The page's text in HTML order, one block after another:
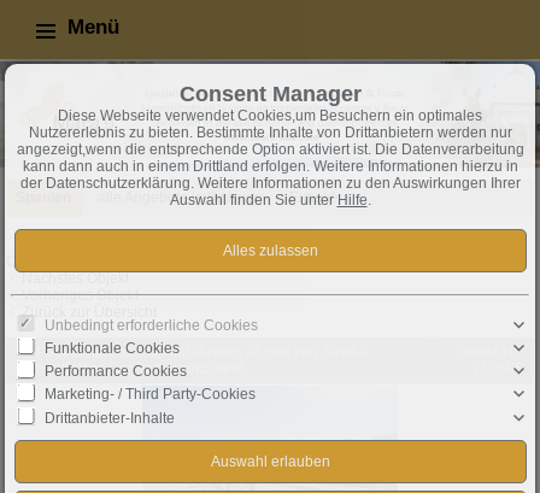
Menü
alle Angebote in Spanien Exposé
Nächstes Objekt
Vorheriges Objekt
Zurück zur Übersicht
La Puebla de Cazalla: Andalusien, 45 min von Sevilla -
authentischer Cortijo zu verkaufen!
Objekt-Nr.:
2525FS
Consent Manager
Diese Webseite verwendet Cookies,um Besuchern ein optimales
Nutzererlebnis zu bieten. Bestimmte Inhalte von Drittanbietern werden nur
angezeigt,wenn die entsprechende Option aktiviert ist. Die Datenverarbeitung
kann dann auch in einem Drittland erfolgen. Weitere Informationen hierzu in
der Datenschutzerklärung. Weitere Informationen zu den Auswirkungen Ihrer
Auswahl finden Sie unter Hilfe
Unbedingt erforderliche Cookies
Funktionale Cookies
Performance Cookies
Marketing- / Third Party-Cookies
Drittanbieter-Inhalte